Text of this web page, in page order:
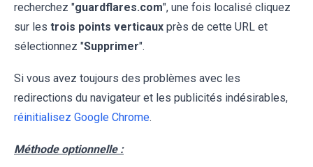
recherchez "guardflares.com", une fois localisé cliquez
sur les trois points verticaux près de cette URL et
sélectionnez "Supprimer".
Si vous avez toujours des problèmes avec les
redirections du navigateur et les publicités indésirables,
réinitialisez Google Chrome.
Méthode optionnelle :